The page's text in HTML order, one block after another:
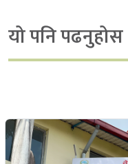
यो पनि पढनुहोस